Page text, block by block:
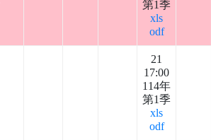
第1季
xls
odf
21
17:00
114年
第1季
xls
odf